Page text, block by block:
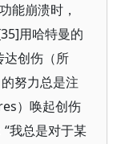
能崩溃时，
用哈特曼的
达创伤（所
努力总是注
）唤起创伤
我总是对于某